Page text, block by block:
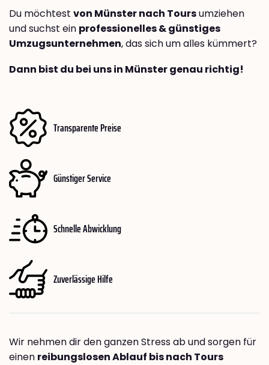
Du möchtest von Münster nach Toursumziehen
und suchst ein professionelles & günstiges
Umzugsunternehmen, das sich um alles kümmert?
Dann bist du bei uns in Münster genau richtig!
Transparente Preise
Günstiger Service
Schnelle Abwicklung
Zuverlässige Hilfe
Wir nehmen dir den ganzen Stress ab und sorgen für
einen reibungslosen Ablauf bis nach Tours